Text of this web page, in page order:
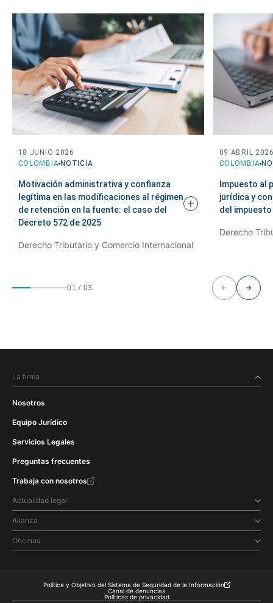
COLOMBIA NOTICIA
18 JUNIO 2026
Motivación administrativa y confianza
legítima en las modificaciones al régimen
de retención en la fuente: el caso del
Decreto 572 de 2025
Derecho Tributario y Comercio Internacional
COLOMBIA
09 ABRIL
Impuesto al
jurídica y
del impuesto
Derecho
01 / 03
La firma
Nosotros
Equipo Jurídico
Servicios Legales
Preguntas frecuentes
Trabaja con nosotros
Actualidad legal
Alianza
Oficinas
Política y Objetivo del Sistema de Seguridad de la Información
Canal de denuncias
Políticas de privacidad